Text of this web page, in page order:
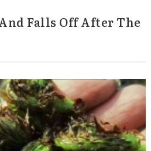
Falls Off After The